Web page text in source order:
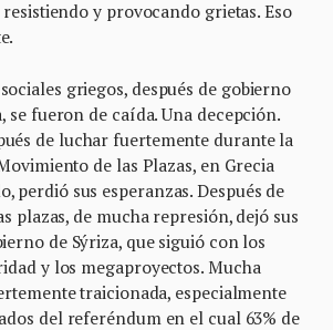
y provocando grietas. Eso
griegos, después de gobierno
se fueron de caída. Una decepción.
de luchar fuertemente durante la
de las Plazas, en Grecia
perdió sus esperanzas. Después de
plazas, de mucha represión, dejó sus
de Sýriza, que siguió con los
y los megaproyectos. Mucha
traicionada, especialmente
del referéndum en el cual 63% de